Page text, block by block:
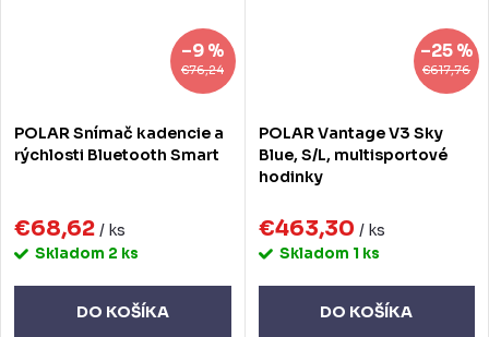
€76,24
–9 %
POLAR Snímač kadencie a
rýchlosti Bluetooth Smart
€68,62 / ks
Skladom 2 ks
DO KOŠÍKA
€617,76
–25 %
POLAR Vantage V3 Sky
Blue, S/L, multisportové
hodinky
€463,30 / ks
Skladom 1 ks
DO KOŠÍKA